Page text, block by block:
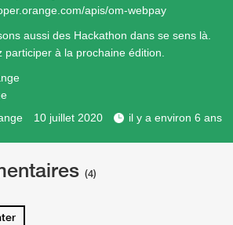
apis/om-webpay
aussi des Hackathon dans se sens là.
participer à la prochaine édition.
10 juillet 2020 il y a environ 6 ans
(4)